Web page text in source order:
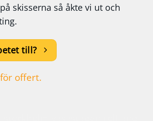
skisserna så åkte vi ut och
till?
offert.